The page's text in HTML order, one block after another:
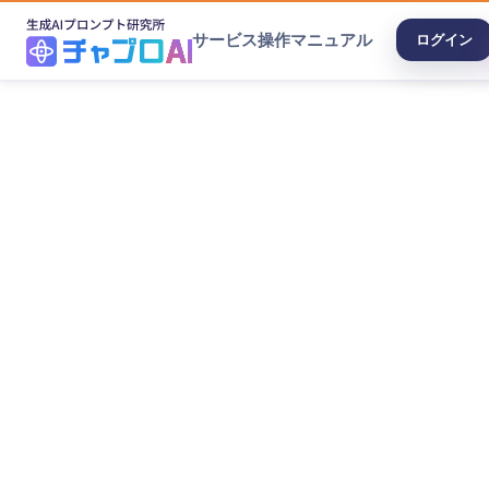
サービス操作マニュアル ログイン